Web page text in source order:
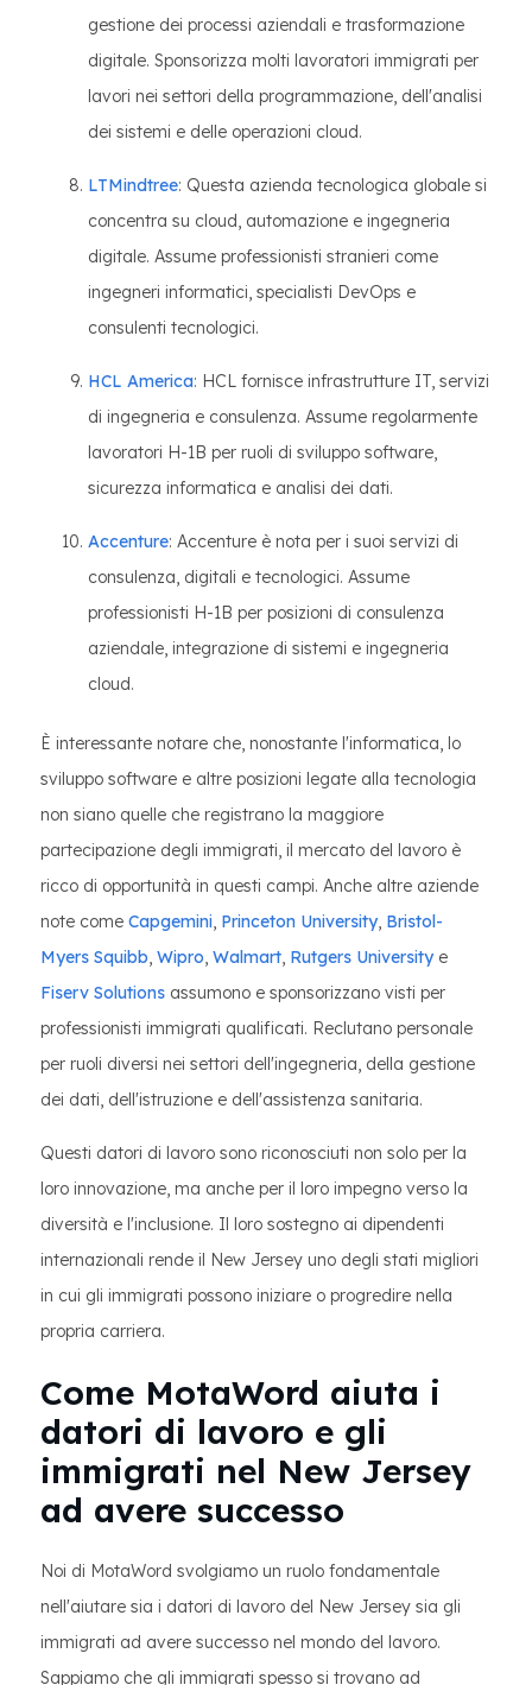
gestione dei processi aziendali e trasformazione
digitale. Sponsorizza molti lavoratori immigrati per
lavori nei settori della programmazione, dell'analisi
dei sistemi e delle operazioni cloud.
LTMindtree: Questa azienda tecnologica globale si
concentra su cloud, automazione e ingegneria
digitale. Assume professionisti stranieri come
ingegneri informatici, specialisti DevOps e
consulenti tecnologici.
HCL America: HCL fornisce infrastrutture IT, servizi
di ingegneria e consulenza. Assume regolarmente
lavoratori H-1B per ruoli di sviluppo software,
sicurezza informatica e analisi dei dati.
Accenture: Accenture è nota per i suoi servizi di
consulenza, digitali e tecnologici. Assume
professionisti H-1B per posizioni di consulenza
aziendale, integrazione di sistemi e ingegneria
cloud.
È interessante notare che, nonostante l'informatica, lo
sviluppo software e altre posizioni legate alla tecnologia
non siano quelle che registrano la maggiore
partecipazione degli immigrati, il mercato del lavoro è
ricco di opportunità in questi campi. Anche altre aziende
note come Capgemini, Princeton University, Bristol-
Myers Squibb, Wipro, Walmart, Rutgers Universitye
Fiserv Solutions assumono e sponsorizzano visti per
professionisti immigrati qualificati. Reclutano personale
per ruoli diversi nei settori dell'ingegneria, della gestione
dei dati, dell'istruzione e dell'assistenza sanitaria.
Questi datori di lavoro sono riconosciuti non solo per la
loro innovazione, ma anche per il loro impegno verso la
diversità e l'inclusione. Il loro sostegno ai dipendenti
internazionali rende il New Jersey uno degli stati migliori
in cui gli immigrati possono iniziare o progredire nella
propria carriera.
Come MotaWord aiuta i
datori di lavoro e gli
immigrati nel New Jersey
ad avere successo
Noi di MotaWord svolgiamo un ruolo fondamentale
nell'aiutare sia i datori di lavoro del New Jersey sia gli
immigrati ad avere successo nel mondo del lavoro.
Sappiamo che gli immigrati spesso si trovano ad